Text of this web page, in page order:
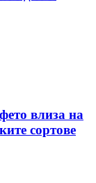
влиза на
сортове